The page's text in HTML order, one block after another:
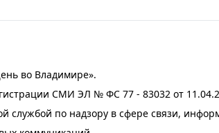
во Владимире».
СМИ ЭЛ № ФС 77 - 83032 от
службой по надзору в сфере связи,